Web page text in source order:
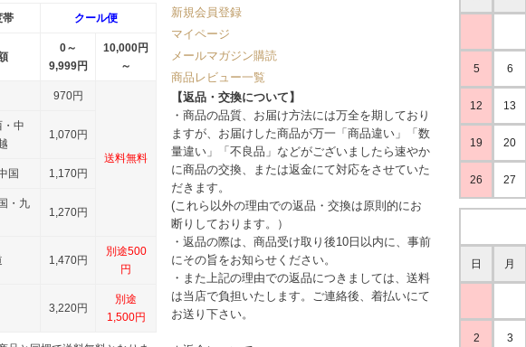
帯 クール便
0～
9,999円
10,000円
～
970円
送料無料
・中
1,070円
国 1,170円
・九
1,270円
1,470円
別途500
円
3,220円
別途
1,500円
新規会員登録
マイページ
メールマガジン購読
商品レビュー一覧
【返品・交換について】
・商品の品質、お届け方法には万全を期しており
ますが、お届けした商品が万一「商品違い」「数
量違い」「不良品」などがございましたら速やか
に商品の交換、または返金にて対応をさせていた
だきます。
(これら以外の理由での返品・交換は原則的にお
断りしております。）
・返品の際は、商品受け取り後10日以内に、事前
にその旨をお知らせください。
・また上記の理由での返品につきましては、送料
は当店で負担いたします。ご連絡後、着払いにて
お送り下さい。
5 6
12 13
19 20
26 27
日 月
2 3